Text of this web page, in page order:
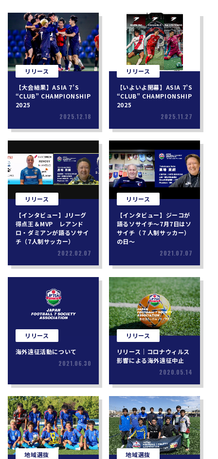
リリース
【大会結果】ASIA 7’S
“CLUB” CHAMPIONSHIP
2025
2025.12.18
リリース
【いよいよ開幕】ASIA 7’S
“CLUB” CHAMPIONSHIP
2025
2025.11.27
リリース
【インタビュー】Jリーグ
得点王＆MVP レアンド
ロ・ダミアンが語るソサイ
チ（7人制サッカー）
2022.02.07
リリース
【インタビュー】ジーコが
語るソサイチ〜7月7日はソ
サイチ（７人制サッカー）
の日〜
2021.07.07
リリース
海外遠征活動について
2021.06.30
リリース
リリース｜コロナウィルス
影響による海外遠征中止
2020.05.14
地域選抜
地域選抜